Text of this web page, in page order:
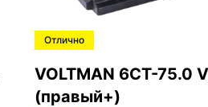
Отлично
VOLTMAN 6CT-75.0
(правый+)